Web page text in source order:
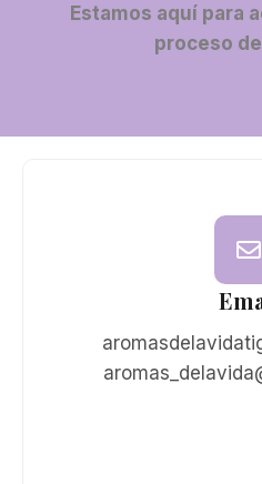
Estamos aquí para
proceso